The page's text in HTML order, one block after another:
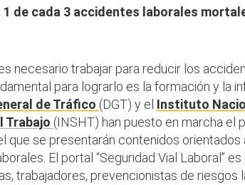
1 de cada 3 accidentes laborales
necesario trabajar para reducir los
para lograrlo es la formación y la
de Tráfico (DGT) y el Instituto
Trabajo (INSHT) han puesto en marcha el
que se presentarán contenidos orientados
El portal “Seguridad Vial Laboral”
trabajadores, prevencionistas de riesgos